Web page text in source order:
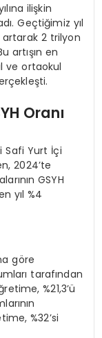
ilişkin
Geçtiğimiz yıl
artarak 2 trilyon
artışın en
ve ortaokul
Oranı
Safi Yurt İçi
2024’te
GSYH
yıl %4
göre
tarafından
%21,3’ü
%32’si